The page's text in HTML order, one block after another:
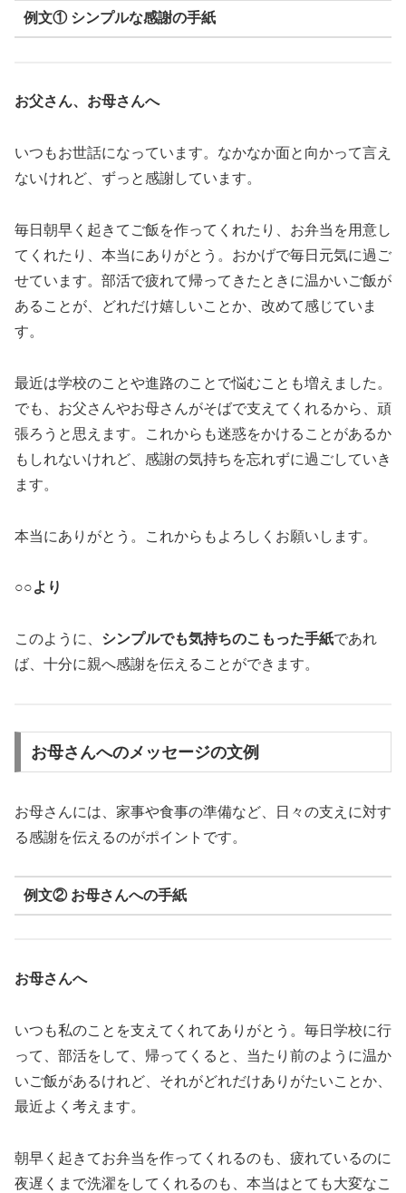
例文① シンプルな感謝の手紙
お父さん、お母さんへ
いつもお世話になっています。なかなか面と向かって言え
ないけれど、ずっと感謝しています。
毎日朝早く起きてご飯を作ってくれたり、お弁当を用意し
てくれたり、本当にありがとう。おかげで毎日元気に過ご
せています。部活で疲れて帰ってきたときに温かいご飯が
あることが、どれだけ嬉しいことか、改めて感じていま
す。
最近は学校のことや進路のことで悩むことも増えました。
でも、お父さんやお母さんがそばで支えてくれるから、頑
張ろうと思えます。これからも迷惑をかけることがあるか
もしれないけれど、感謝の気持ちを忘れずに過ごしていき
ます。
本当にありがとう。これからもよろしくお願いします。
○○より
このように、 シンプルでも気持ちのこもった手紙であれ
ば、十分に親へ感謝を伝えることができます。
お母さんへのメッセージの文例
お母さんには、家事や食事の準備など、日々の支えに対す
る感謝を伝えるのがポイントです。
例文② お母さんへの手紙
お母さんへ
いつも私のことを支えてくれてありがとう。毎日学校に行
って、部活をして、帰ってくると、当たり前のように温か
いご飯があるけれど、それがどれだけありがたいことか、
最近よく考えます。
朝早く起きてお弁当を作ってくれるのも、疲れているのに
夜遅くまで洗濯をしてくれるのも、本当はとても大変なこ